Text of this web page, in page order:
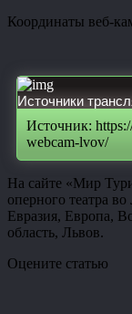
Координаты веб-
Источники
Источник:
webcam-lvov/
На сайте «Мир
оперного театра
Евразия, Европа,
область, Львов.
Оцените статью